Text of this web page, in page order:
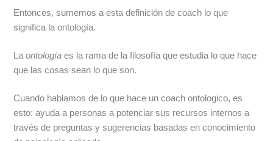
Entonces, sumemos a esta definición de coach lo que
significa la ontología.
Laontología es la rama de la filosofía que estudia lo que hace
que las cosas sean lo que son.
Cuando hablamos de lo que hace un coach ontologico, es
esto: ayuda a personas a potenciar sus recursos internos a
través de preguntas y sugerencias basadas en conocimiento